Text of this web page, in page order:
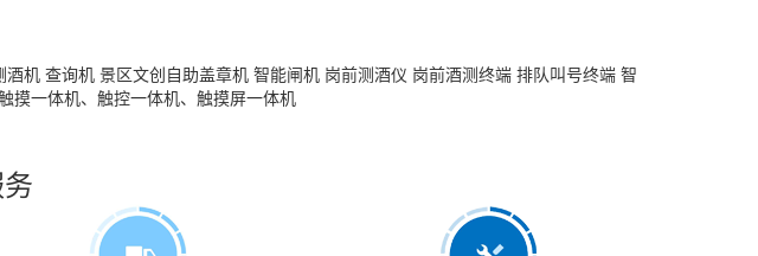
酒机 查询机 景区文创自助盖章机 智能闸机 岗前测酒仪 岗前酒测终端 排队叫号终端 智
摸一体机、触控一体机、触摸屏一体机